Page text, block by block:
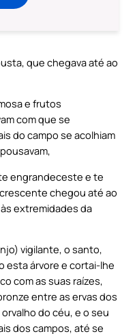
que chegava até ao
e frutos
com que se
do campo se acolhiam
engrandeceste e te
chegou até ao
extremidades da
vigilante, o santo,
esta árvore e cortai-lhe
com as suas raízes,
entre as ervas dos
do céu, e o seu
dos campos, até se